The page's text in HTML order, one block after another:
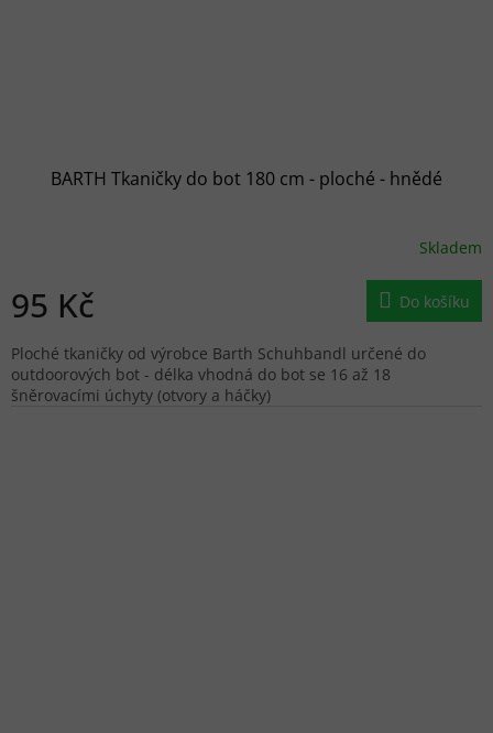
BARTH Tkaničky do bot 180 cm - ploché - hnědé
Skladem
95 Kč Do košíku
Ploché tkaničky od výrobce Barth Schuhbandl určené do
outdoorových bot - délka vhodná do bot se 16 až 18
šněrovacími úchyty (otvory a háčky)